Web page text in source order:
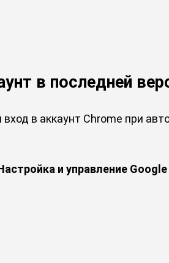
в последней
в аккаунт Chrome при
и управление